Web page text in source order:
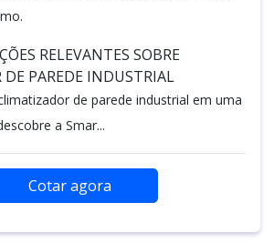
RELEVANTES SOBRE
PAREDE INDUSTRIAL
de parede industrial em uma
a Smar...
Cotar agora